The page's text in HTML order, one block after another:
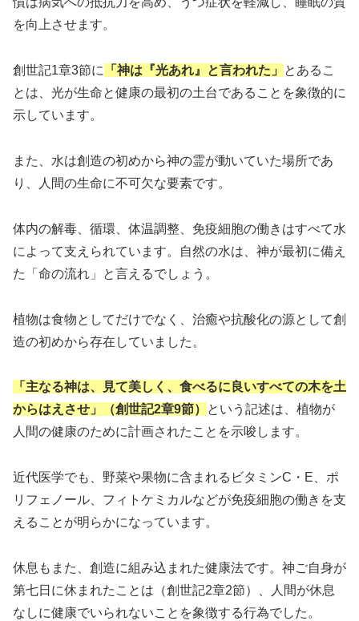
を向上させます。
創世記1章3節に 「神は『光あれ』と言われた」
とあるこ
とは、光が生命と健康の最初の土台であることを象徴的に
示しています。
また、水は創造の初めから神の霊が動いていた場所であ
り、人間の生命に不可欠な要素です。
体内の解毒、循環、体温調整、免疫細胞の働きはすべて水
によって支えられています。自然の水は、神が最初に備え
た「命の流れ」と言えるでしょう。
植物は食物としてだけでなく、治癒や抗酸化の源として創
造の初めから存在していました。
「主なる神は、見て美しく、食べるに良いすべての木を土
からはえさせ」（創世記2章9節）
という記述は、植物が
人間の健康のために計画されたことを示唆します。
近代医学でも、野菜や果物に含まれるビタミンC・E、ポ
リフェノール、フィトケミカルなどが免疫細胞の働きを支
えることが明らかになっています。
休息もまた、創造に組み込まれた健康法です。神ご自身が
第七日に休まれたことは（創世記2章2節）、人間が休息
なしに健康でいられないことを象徴する行為でした。